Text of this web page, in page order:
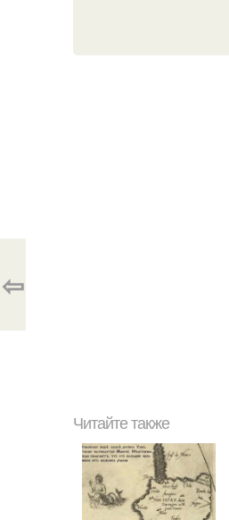
⇦
Читайте также